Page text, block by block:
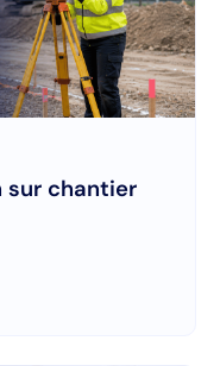
sur chantier